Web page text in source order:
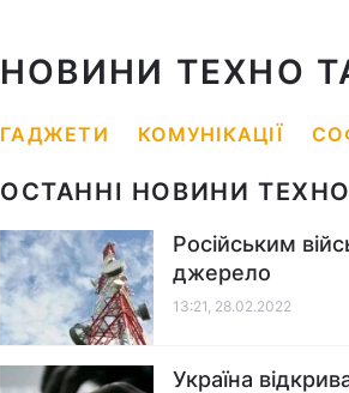
НОВИНИ ТЕХНО
ГАДЖЕТИ КОМУНІКАЦІЇ
ОСТАННІ НОВИНИ
Російським
джерело
13:21, 28.02.2022
Україна